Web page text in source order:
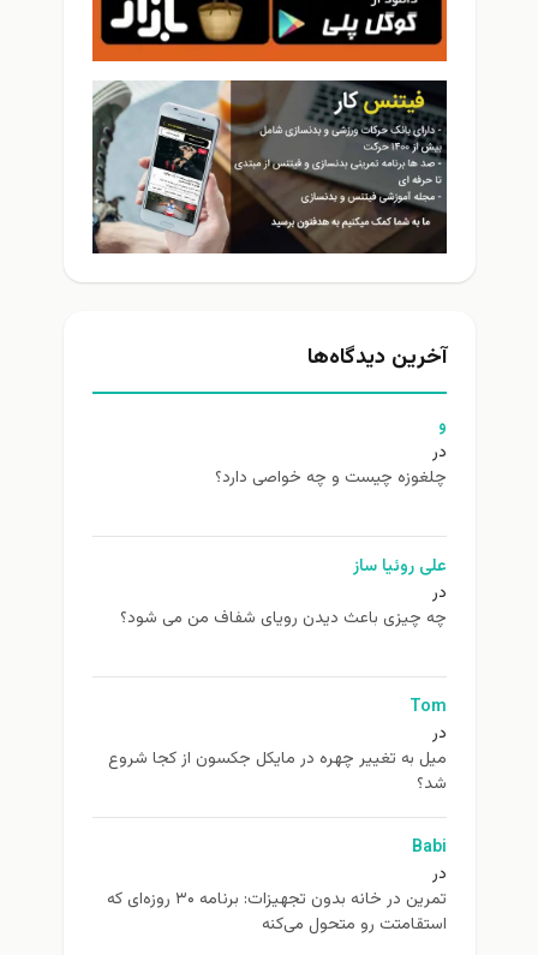
آخرین دیدگاه‌ها
و
در
چلغوزه چیست و چه خواصی دارد؟
علی روئیا ساز
در
چه چیزی باعث دیدن رویای شفاف من می شود؟
Tom
در
ميل به تغيير چهره در مایکل جکسون از كجا شروع
شد؟
Babi
در
تمرین در خانه بدون تجهیزات: برنامه ۳۰ روزه‌ای که
استقامتت رو متحول می‌کنه